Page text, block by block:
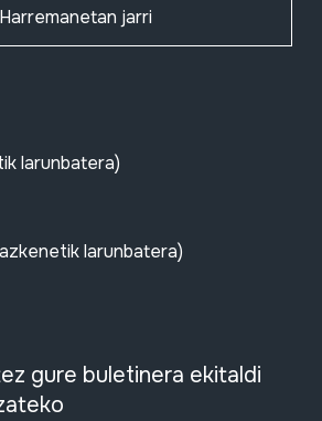
Harremanetan jarri
larunbatera)
larunbatera)
gure buletinera ekitaldi